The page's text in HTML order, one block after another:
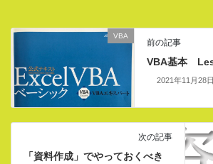
VBA
前の記事
VBA基本
2021年11月28日
次の記事
「資料作成」でやっておくべき